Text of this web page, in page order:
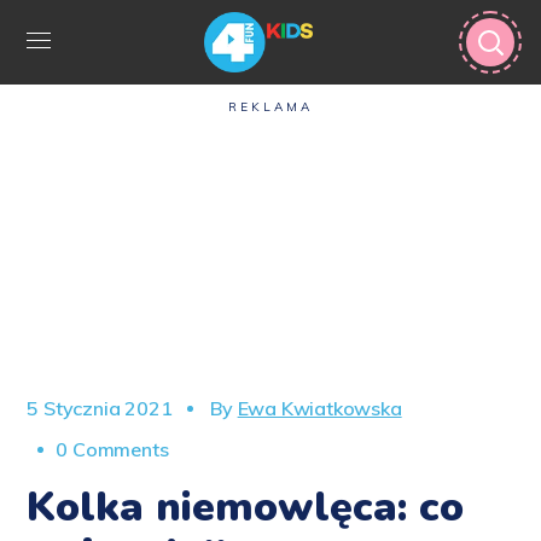
REKLAMA
5 Stycznia 2021 By Ewa Kwiatkowska
0 Comments
Kolka niemowlęca: co